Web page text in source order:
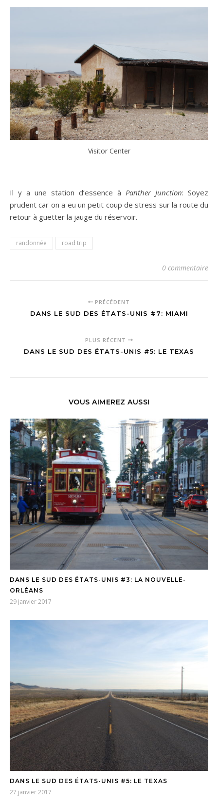
Visitor Center
Il y a une station d’essence à Panther Junction: Soyez
prudent car on a eu un petit coup de stress sur la route du
retour à guetter la jauge du réservoir.
randonnée road trip
0 commentaire
PRÉCÉDENT
DANS LE SUD DES ÉTATS-UNIS #7: MIAMI
PLUS RÉCENT
DANS LE SUD DES ÉTATS-UNIS #5: LE TEXAS
VOUS AIMEREZ AUSSI
DANS LE SUD DES ÉTATS-UNIS #3: LA NOUVELLE-
ORLÉANS
29 janvier 2017
DANS LE SUD DES ÉTATS-UNIS #5: LE TEXAS
27 janvier 2017